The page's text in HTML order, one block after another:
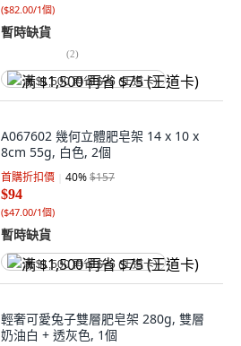
($82.00/1個)
暫時缺貨
(2)
满 $1,500 再省 $75 (王道卡)
A067602 幾何立體肥皂架 14 x 10 x
8cm 55g, 白色, 2個
首購折扣價 40%$157
$94
($47.00/1個)
暫時缺貨
满 $1,500 再省 $75 (王道卡)
輕奢可愛兔子雙層肥皂架 280g, 雙層
奶油白 + 透灰色, 1個